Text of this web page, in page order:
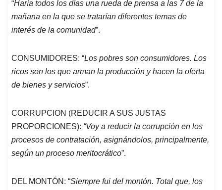
“Haría todos los días una rueda de prensa a las 7 de la
mañana en la que se tratarían diferentes temas de
interés de la comunidad”.
CONSUMIDORES: “Los pobres son consumidores. Los
ricos son los que arman la producción y hacen la oferta
de bienes y servicios”.
CORRUPCION (REDUCIR A SUS JUSTAS
PROPORCIONES): “Voy a reducir la corrupción en los
procesos de contratación, asignándolos, principalmente,
según un proceso meritocrático”.
DEL MONTÓN: “Siempre fui del montón. Total que, los